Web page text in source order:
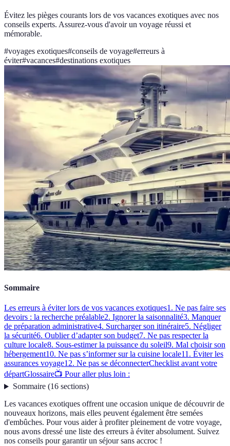
Évitez les pièges courants lors de vos vacances exotiques avec nos
conseils experts. Assurez-vous d'avoir un voyage réussi et
mémorable.
#voyages exotiques#conseils de voyage#erreurs à
éviter#vacances#destinations exotiques
Sommaire
Les erreurs à éviter lors de vos vacances exotiques1. Ne pas faire ses
devoirs : la recherche préalable2. Ignorer la saisonnalité3. Manquer
de préparation administrative4. Surcharger son itinéraire5. Négliger
la sécurité6. Oublier d’adapter son budget7. Ne pas respecter la
culture locale8. Sous-estimer la puissance du soleil9. Mal choisir son
hébergement10. Ne pas s’informer sur la cuisine locale11. Éviter les
assurances voyage12. Ne pas se déconnecterChecklist avant votre
départGlossaire📺 Pour aller plus loin :
Sommaire(16 sections)
Les vacances exotiques offrent une occasion unique de découvrir de
nouveaux horizons, mais elles peuvent également être semées
d'embûches. Pour vous aider à profiter pleinement de votre voyage,
nous avons dressé une liste des erreurs à éviter absolument. Suivez
nos conseils pour garantir un séjour sans accroc !